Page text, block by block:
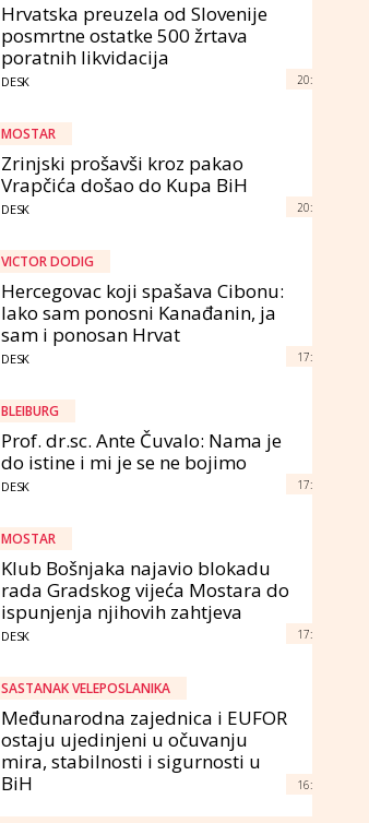
Hrvatska preuzela od Slovenije
posmrtne ostatke 500 žrtava
poratnih likvidacija
DESK 20:
MOSTAR
Zrinjski prošavši kroz pakao
Vrapčića došao do Kupa BiH
DESK 20:
VICTOR DODIG
Hercegovac koji spašava Cibonu:
Iako sam ponosni Kanađanin, ja
sam i ponosan Hrvat
DESK 17:
BLEIBURG
Prof. dr.sc. Ante Čuvalo: Nama je
do istine i mi je se ne bojimo
DESK 17:
MOSTAR
Klub Bošnjaka najavio blokadu
rada Gradskog vijeća Mostara do
ispunjenja njihovih zahtjeva
DESK 17:
SASTANAK VELEPOSLANIKA
Međunarodna zajednica i EUFOR
ostaju ujedinjeni u očuvanju
mira, stabilnosti i sigurnosti u
BiH
16: